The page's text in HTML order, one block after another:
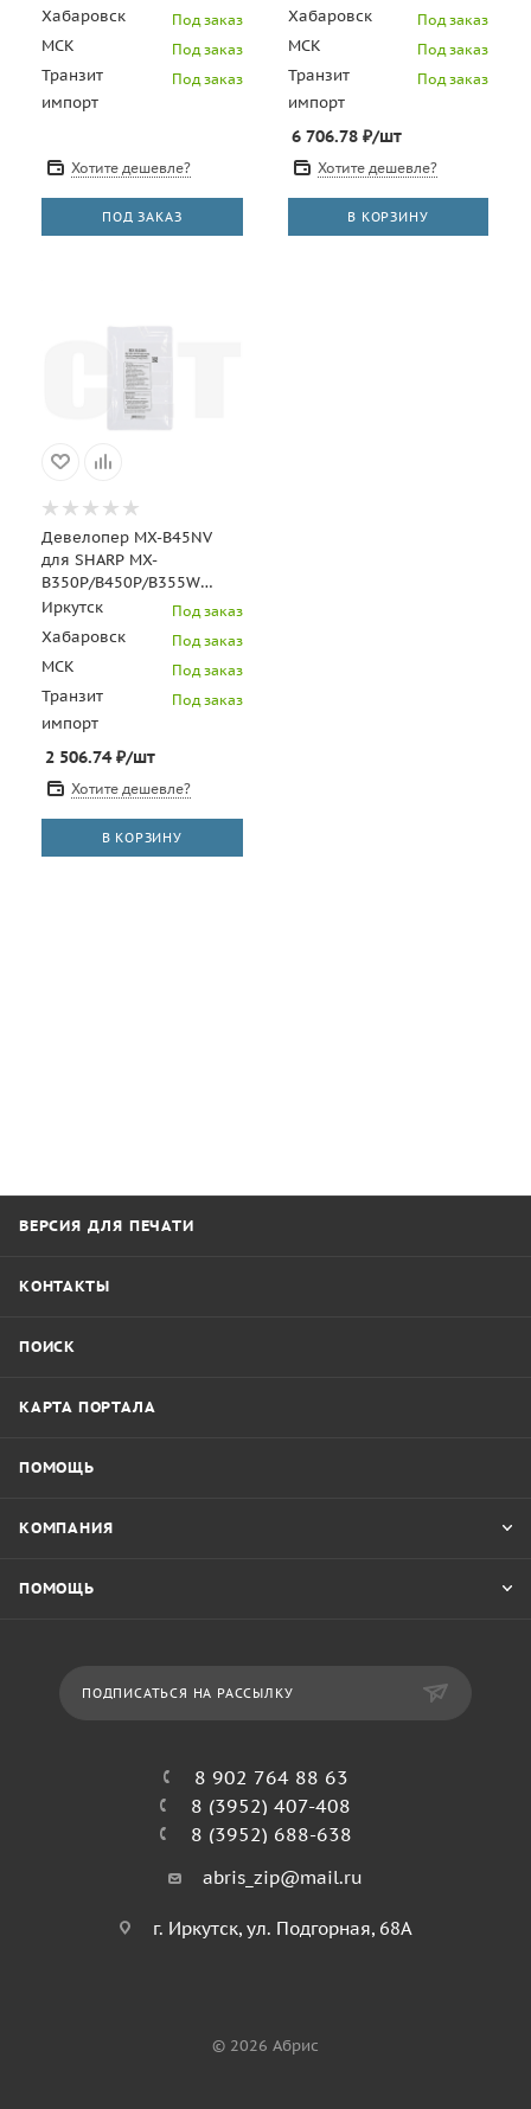
Хабаровск Под заказ
МСК Под заказ
Транзит
импорт
Под заказ
Хотите дешевле?
ПОД ЗАКАЗ
Хабаровск Под заказ
МСК Под заказ
Транзит
импорт
Под заказ
6 706.78₽/шт
Хотите дешевле?
В КОРЗИНУ
Девелопер MX-B45NV
для SHARP MX-
B350P/B450P/B355W
(CET), 170г, 100000 стр.,
CET161015
Иркутск Под заказ
Хабаровск Под заказ
МСК Под заказ
Транзит
импорт
Под заказ
2 506.74₽/шт
Хотите дешевле?
В КОРЗИНУ
ВЕРСИЯ ДЛЯ ПЕЧАТИ
КОНТАКТЫ
ПОИСК
КАРТА ПОРТАЛА
ПОМОЩЬ
КОМПАНИЯ
ПОМОЩЬ
ПОДПИСАТЬСЯ НА РАССЫЛКУ
8 902 764 88 63
8 (3952) 407-408
8 (3952) 688-638
abris_zip@mail.ru
г. Иркутск, ул. Подгорная, 68А
© 2026 Абрис